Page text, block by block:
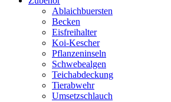
Ablaichbuersten
Becken
Eisfreihalter
Koi-Kescher
Pflanzeninseln
Schwebealgen
Teichabdeckung
Tierabwehr
Umsetzschlauch